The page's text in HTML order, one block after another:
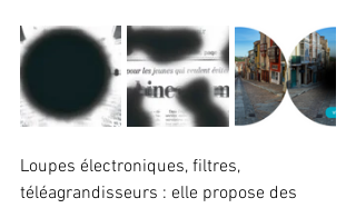
Loupes électroniques, filtres,
téléagrandisseurs : elle propose des